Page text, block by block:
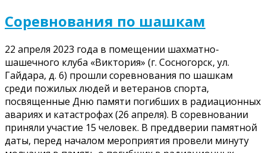
Соревнования по шашкам
22 апреля 2023 года в помещении шахматно-
шашечного клуба «Виктория» (г. Сосногорск, ул.
Гайдара, д. 6) прошли соревнования по шашкам
среди пожилых людей и ветеранов спорта,
посвященные Дню памяти погибших в радиационных
авариях и катастрофах (26 апреля). В соревновании
приняли участие 15 человек. В преддверии памятной
даты, перед началом мероприятия провели минуту